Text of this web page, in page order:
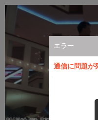
エラー
通信に問題が